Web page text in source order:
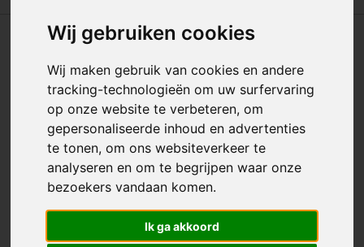
Wij gebruiken cookies
Wij maken gebruik van cookies en andere
tracking-technologieën om uw surfervaring
op onze website te verbeteren, om
gepersonaliseerde inhoud en advertenties
te tonen, om ons websiteverkeer te
analyseren en om te begrijpen waar onze
bezoekers vandaan komen.
Ik ga akkoord
Trico Drie Delige Marker
Artikelnummer: 205162